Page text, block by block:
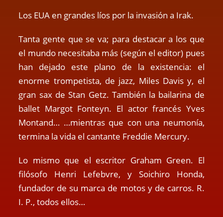
Los EUA en grandes líos por la invasión a Irak.
Tanta gente que se va; para destacar a los que
el mundo necesitaba más (según el editor) pues
han dejado este plano de la existencia: el
enorme trompetista, de jazz, Miles Davis y, el
gran sax de Stan Getz. También la bailarina de
ballet Margot Fonteyn. El actor francés Yves
Montand… …mientras que con una neumonía,
termina la vida el cantante Freddie Mercury.
Lo mismo que el escritor Graham Green. El
filósofo Henri Lefebvre, y Soichiro Honda,
fundador de su marca de motos y de carros. R.
I. P., todos ellos…